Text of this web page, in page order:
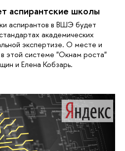
аспирантские школы
аспирантов в ВШЭ будет
академических
экспертизе. О месте и
этой системе "Окнам роста"
и Елена Кобзарь.